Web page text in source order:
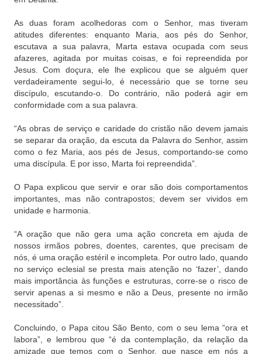
As duas foram acolhedoras com o Senhor, mas tiveram
atitudes diferentes: enquanto Maria, aos pés do Senhor,
escutava a sua palavra, Marta estava ocupada com seus
afazeres, agitada por muitas coisas, e foi repreendida por
Jesus. Com doçura, ele lhe explicou que se alguém quer
verdadeiramente segui-lo, é necessário que se torne seu
discípulo, escutando-o. Do contrário, não poderá agir em
conformidade com a sua palavra.
“As obras de serviço e caridade do cristão não devem jamais
se separar da oração, da escuta da Palavra do Senhor, assim
como o fez Maria, aos pés de Jesus, comportando-se como
uma discípula. E por isso, Marta foi repreendida”.
O Papa explicou que servir e orar são dois comportamentos
importantes, mas não contrapostos; devem ser vividos em
unidade e harmonia.
“A oração que não gera uma ação concreta em ajuda de
nossos irmãos pobres, doentes, carentes, que precisam de
nós, é uma oração estéril e incompleta. Por outro lado, quando
no serviço eclesial se presta mais atenção no ‘fazer’, dando
mais importância às funções e estruturas, corre-se o risco de
servir apenas a si mesmo e não a Deus, presente no irmão
necessitado”.
Concluindo, o Papa citou São Bento, com o seu lema “ora et
labora”, e lembrou que “é da contemplação, da relação da
amizade que temos com o Senhor, que nasce em nós a